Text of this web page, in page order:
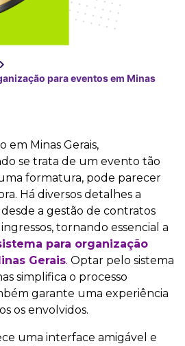
para eventos em Minas
Minas Gerais,
se trata de um evento tão
formatura, pode parecer
Há diversos detalhes a
a gestão de contratos
tornando essencial a
para organização
Gerais. Optar pelo sistema
simplifica o processo
garante uma experiência
os envolvidos.
uma interface amigável e